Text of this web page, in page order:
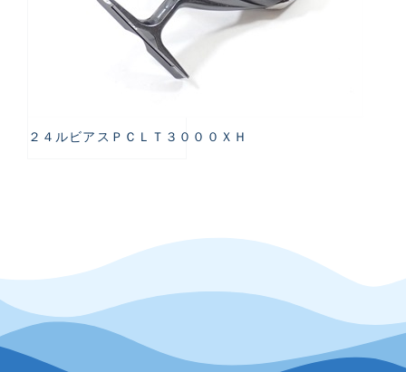
２４ルビアスＰＣＬＴ３０００ＸＨ